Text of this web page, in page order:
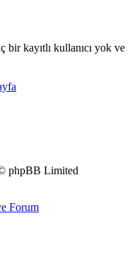
kayıtlı kullanıcı yok ve
phpBB Limited
Forum